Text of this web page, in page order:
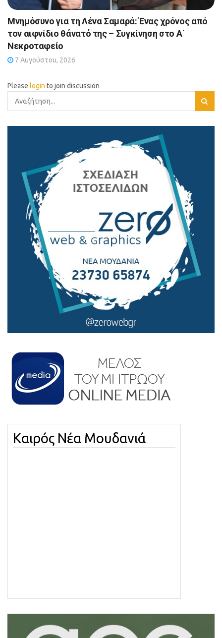
Μνημόσυνο για τη Λένα Σαμαρά: Ένας χρόνος από
τον αιφνίδιο θάνατό της – Συγκίνηση στο Α΄
Νεκροταφείο
7 Αυγούστου, 2026
Please login to join discussion
Καιρός Νέα Μουδανιά